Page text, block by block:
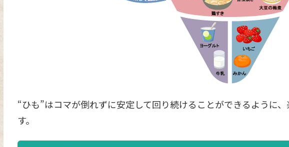
“ひも”はコマが倒れずに安定して回り続けることができるように
す。